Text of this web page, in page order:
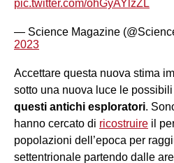
pic.twitter.com/ohGyAYlzZL
— Science Magazine
2023
Accettare questa nuova stima
sotto una nuova luce le possibili
questi antichi esploratori.
hanno cercato di ricostruire il
popolazioni dell’epoca per
settentrionale partendo dalle